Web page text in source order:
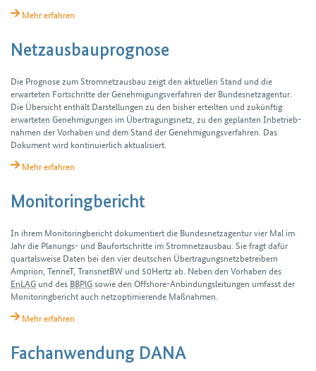
Mehr erfahren
Netzausbauprognose
Die Prognose zum Stromnetz­ausbau zeigt den aktuellen Stand und die
erwarteten Fort­schritte der Genehmigungs­verfahren der Bundesnetzagentur.
Die Übersicht enthält Darstellungen zu den bisher erteilten und zukünftig
erwarteten Genehmigungen im Übertragungs­netz, zu den geplanten Inbetrieb­
nahmen der Vorhaben und dem Stand der Genehmigungs­verfahren. Das
Dokument wird kontinuierlich aktualisiert.
Mehr erfahren
Monitoringbericht
In ihrem Monitoring­bericht dokumentiert die Bundes­netz­agentur vier Mal im
Jahr die Planungs- und Bau­fortschritte im Stromnetz­ausbau. Sie fragt dafür
quartals­weise Daten bei den vier deutschen Über­tragungs­netz­betreibern
Amprion, TenneT, TransnetBW und 50Hertz ab. Neben den Vorhaben des
EnLAG und des BBPlGsowie den Offshore-Anbindungs­leitungen umfasst der
Monitoring­bericht auch netz­optimierende Maß­nahmen.
Mehr erfahren
Fachanwendung DANA